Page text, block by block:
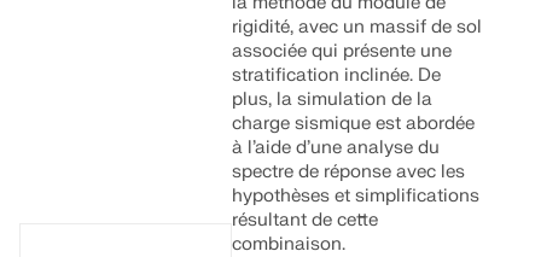
rigidité, avec un massif de sol
associée qui présente une
stratification inclinée. De
plus, la simulation de la
charge sismique est abordée
à l’aide d’une analyse du
spectre de réponse avec les
hypothèses et simplifications
résultant de cette
combinaison.